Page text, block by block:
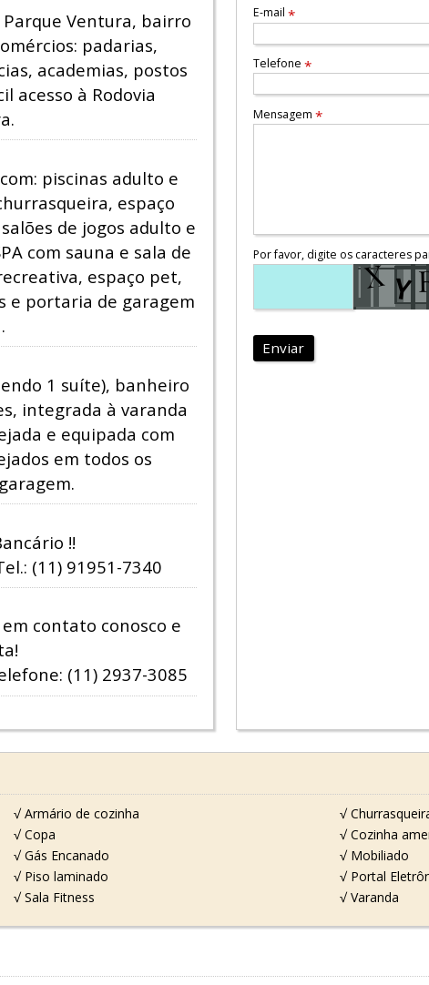
Ventura, bairro
padarias,
academias, postos
acesso à Rodovia
piscinas adulto e
espaço
de jogos adulto e
com sauna e sala de
espaço pet,
e portaria de garagem
1 suíte), banheiro
integrada à varanda
e equipada com
em todos os
!!
(11) 91951-7340
contato conosco e
(11) 2937-3085
E-mail *
Telefone *
Mensagem *
Por favor, digite os caracteres
Enviar
√ Armário de cozinha
√
√ Copa
√ Cozinha
√ Gás Encanado
√ Mobiliado
√ Piso laminado
√ Portal
√ Sala Fitness √ Varanda